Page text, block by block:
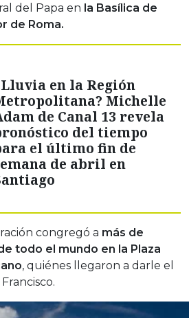
del Papa en la Basílica de
de Roma.
en la Región
Michelle
de Canal 13 revela
del tiempo
el último fin de
de abril en
congregó a más de
todo el mundo en la Plaza
, quiénes llegaron a darle el